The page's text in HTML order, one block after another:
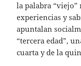
la palabra “viejo”
experiencias y
apuntalan
“tercera edad”,
cuarta y de la